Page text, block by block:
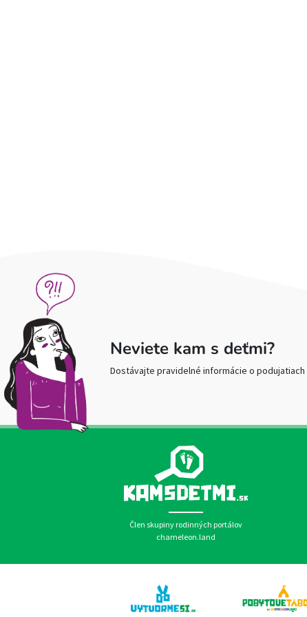
Neviete kam s deťmi?
Dostávajte pravidelné informácie o podujatiach
Člen skupiny rodinných portálov
chameleon.land